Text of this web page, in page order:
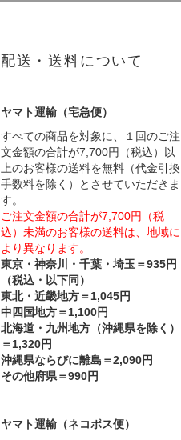
配送・送料について
ヤマト運輸（宅急便）
すべての商品を対象に、１回のご注
文金額の合計が7,700円（税込）以
上のお客様の送料を無料（代金引換
手数料を除く）とさせていただきま
す。
ご注文金額の合計が7,700円（税
込）未満のお客様の送料は、地域に
より異なります。
東京・神奈川・千葉・埼玉＝935円
（税込・以下同）
東北・近畿地方＝1,045円
中四国地方＝1,100円
北海道・九州地方（沖縄県を除く）
＝1,320円
沖縄県ならびに離島＝2,090円
その他府県＝990円
ヤマト運輸（ネコポス便）